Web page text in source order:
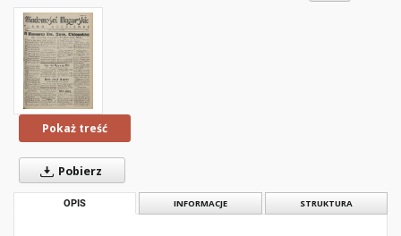
Pokaż treść
Pobierz
OPIS INFORMACJE STRUKTURA